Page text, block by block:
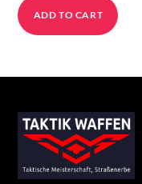
ADD TO CART